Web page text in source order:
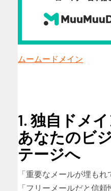
ムームードメイン
1. 独自ドメ
あなたのビ
テージへ
「重要なメールが埋もれ
「フリーメールだと信頼